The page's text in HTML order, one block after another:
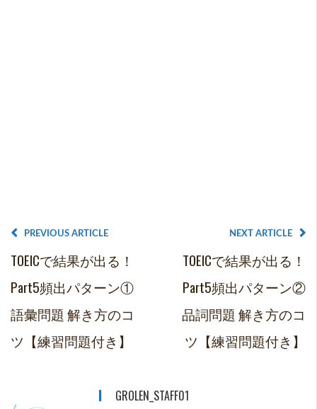
PREVIOUS ARTICLE
TOEICで結果が出る！
Part5頻出パターン①
語彙問題 解き方のコ
ツ【練習問題付き】
NEXT ARTICLE
TOEICで結果が出る！
Part5頻出パターン②
品詞問題 解き方のコ
ツ【練習問題付き】
GROLEN_STAFF01